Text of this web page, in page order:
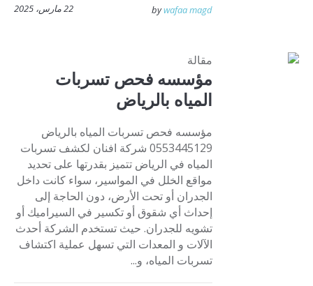
22 مارس، 2025 bywafaa magd
مقالة
مؤسسه فحص تسربات
المياه بالرياض
مؤسسه فحص تسربات المياه بالرياض
0553445129 شركة افنان لكشف تسربات
المياه في الرياض تتميز بقدرتها على تحديد
مواقع الخلل في المواسير، سواء كانت داخل
الجدران أو تحت الأرض، دون الحاجة إلى
إحداث أي شقوق أو تكسير في السيراميك أو
تشويه للجدران. حيث تستخدم الشركة أحدث
الآلات و المعدات التي تسهل عملية اكتشاف
تسربات المياه، و...